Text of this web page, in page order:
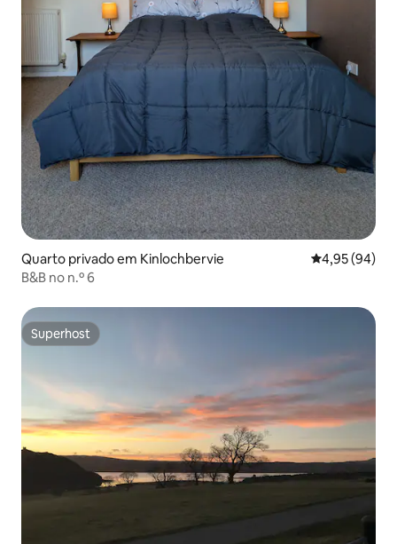
Quarto privado em Kinlochbervie Classificação
4,95 (94)
B&B no n.º 6
Superhost
Superhost